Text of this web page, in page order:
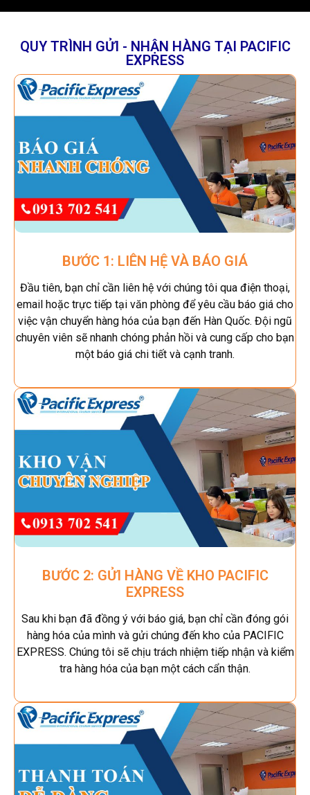
QUY TRÌNH GỬI - NHẬN HÀNG TẠI PACIFIC
EXPRESS
BƯỚC 1: LIÊN HỆ VÀ BÁO GIÁ
Đầu tiên, bạn chỉ cần liên hệ với chúng tôi qua điện thoại,
email hoặc trực tiếp tại văn phòng để yêu cầu báo giá cho
việc vận chuyển hàng hóa của bạn đến Hàn Quốc. Đội ngũ
chuyên viên sẽ nhanh chóng phản hồi và cung cấp cho bạn
một báo giá chi tiết và cạnh tranh.
BƯỚC 2: GỬI HÀNG VỀ KHO PACIFIC
EXPRESS
Sau khi bạn đã đồng ý với báo giá, bạn chỉ cần đóng gói
hàng hóa của mình và gửi chúng đến kho của PACIFIC
EXPRESS. Chúng tôi sẽ chịu trách nhiệm tiếp nhận và kiểm
tra hàng hóa của bạn một cách cẩn thận.